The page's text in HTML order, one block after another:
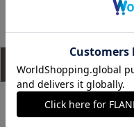
アイテム説明
少しハリ感がありマット
えし上品な印象を演出し